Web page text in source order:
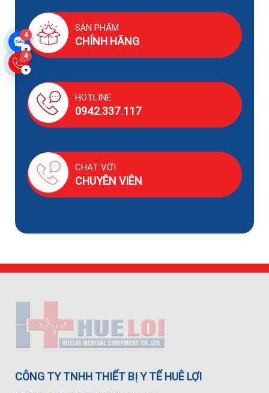
SẢN PHẨM
CHÍNH HÃNG
HOTLINE
0942.337.117
CHAT VỚI
CHUYÊN VIÊN
4
▾
4
▾
CÔNG TY TNHH THIẾT BỊ Y TẾ HUÊ LỢI